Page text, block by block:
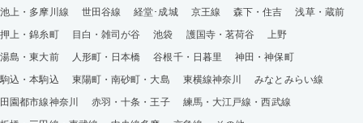
池上・多摩川線
世田谷線 経堂･成城 京王線 森下・住吉
浅草・蔵前
押上・錦糸町
目白・雑司が谷 池袋 護国寺・茗荷谷
上野
湯島・東大前
人形町・日本橋 谷根千・日暮里
神田・神保町
駒込・本駒込
東陽町・南砂町・大島 東横線神奈川
みなとみらい線
田園都市線神奈川
赤羽・十条・王子
練馬・大江戸線・西武線